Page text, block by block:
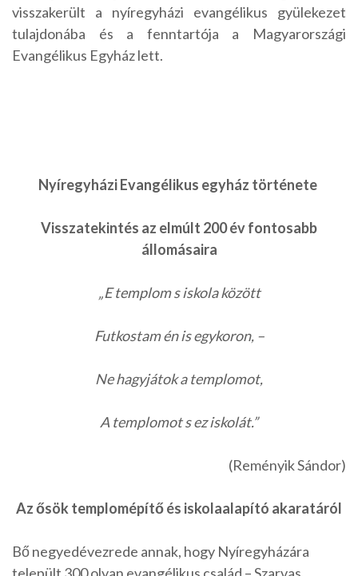
visszakerült a nyíregyházi evangélikus gyülekezet
tulajdonába és a fenntartója a Magyarországi
Evangélikus Egyház lett.
Nyíregyházi Evangélikus egyház története
Visszatekintés az elmúlt 200 év fontosabb
állomásaira
„E templom s iskola között
Futkostam én is egykoron, –
Ne hagyjátok a templomot,
A templomot s ez iskolát.”
(Reményik Sándor)
Az ősök templomépítő és iskolaalapító akaratáról
Bő negyedévezrede annak, hogy Nyíregyházára